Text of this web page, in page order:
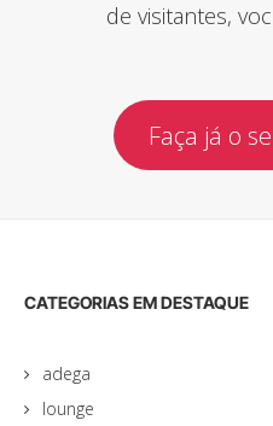
de visitantes,
Faça já o
CATEGORIAS EM DESTAQUE
adega
lounge